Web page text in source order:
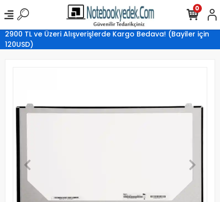
2900 TL ve Üzeri Alışverişlerde Kargo Bedava! (Bayiler için
120USD)
0